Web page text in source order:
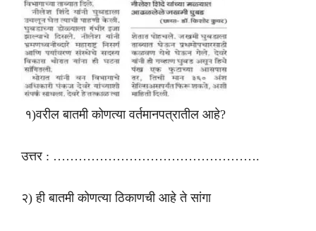
१)वरील बातमी कोणत्या वर्तमानपत्रातील आहे?
उत्तर : ………………………………………….
२) ही बातमी कोणत्या ठिकाणची आहे ते सांगा